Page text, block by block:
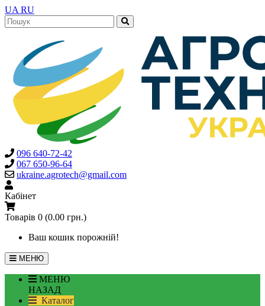
UA RU
096 640-72-42
067 650-96-64
ukraine.agrotech@gmail.com
Кабінет
Товарів 0 (0.00 грн.)
Ваш кошик порожній!
МЕНЮ
МЕНЮ
НАЗАД
Каталог